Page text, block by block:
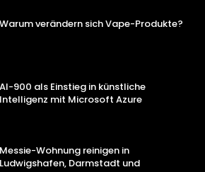
Warum verändern sich Vape-Produkte?
AI-900 als Einstieg in künstliche
Intelligenz mit Microsoft Azure
Messie-Wohnung reinigen in
Ludwigshafen, Darmstadt und